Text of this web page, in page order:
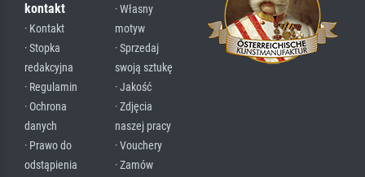
kontakt
· Kontakt
· Stopka
redakcyjna
· Regulamin
· Ochrona
danych
· Prawo do
odstąpienia
· Własny
motyw
· Sprzedaj
swoją sztukę
· Jakość
· Zdjęcia
naszej pracy
· Vouchery
· Zamów